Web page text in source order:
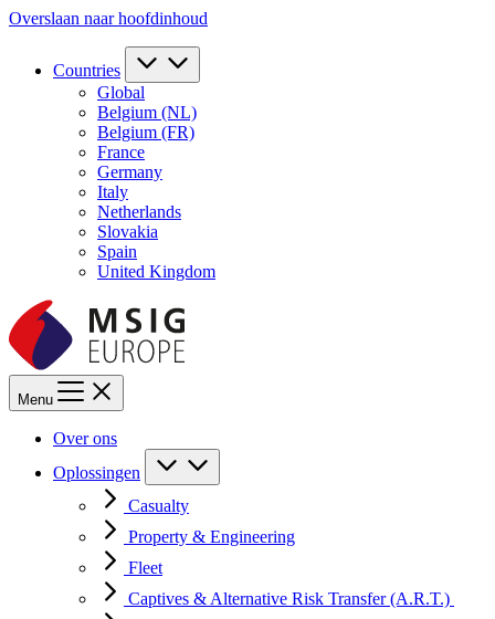
Overslaan naar hoofdinhoud
Countries
Global
Belgium (NL)
Belgium (FR)
France
Germany
Italy
Netherlands
Slovakia
Spain
United Kingdom
Menu
Over ons
Oplossingen
Casualty
Property & Engineering
Fleet
Captives & Alternative Risk Transfer (A.R.T.)